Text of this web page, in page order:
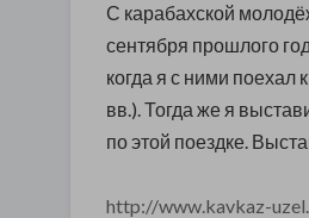
С карабахской
сентября прошлого
когда я с ними поехал
вв.). Тогда же я
по этой поездке.
http://www.kavkaz-